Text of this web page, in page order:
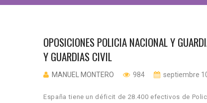
OPOSICIONES POLICIA NACIONAL Y
Y GUARDIAS CIVIL
MANUEL MONTERO 984 septiembre
España tiene un déficit de 28.400 efectivos de